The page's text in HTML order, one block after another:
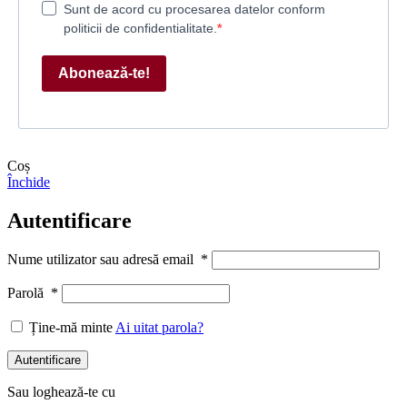
Sunt de acord cu procesarea datelor conform
politicii de confidentialitate.
Abonează-te!
Coș
Închide
Autentificare
Nume utilizator sau adresă email *
Parolă *
Ține-mă minteAi uitat parola?
Autentificare
Sau loghează-te cu